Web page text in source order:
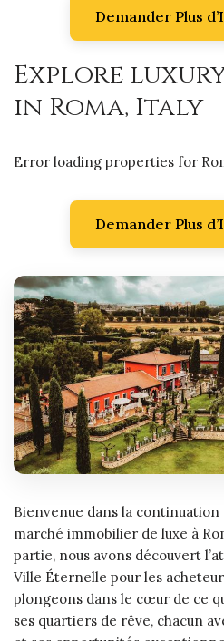
Demander Plus
Explore
in Roma, Italy
Error loading properties for
Demander Plus
Bienvenue dans la
marché immobilier de luxe à
partie, nous avons découvert
Ville Éternelle pour les
plongeons dans le cœur de ce
ses quartiers de rêve, chacun